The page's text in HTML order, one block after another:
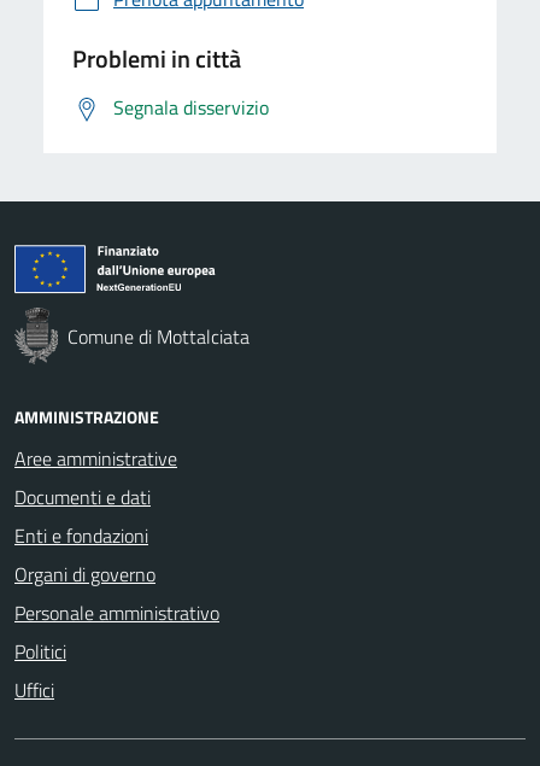
Problemi in città
Segnala disservizio
Comune di Mottalciata
AMMINISTRAZIONE
Aree amministrative
Documenti e dati
Enti e fondazioni
Organi di governo
Personale amministrativo
Politici
Uffici